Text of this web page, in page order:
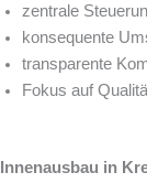
zentrale
konsequente
transparente
Fokus auf
Innenausbau in